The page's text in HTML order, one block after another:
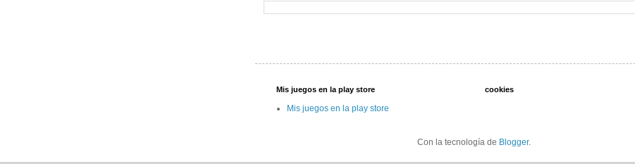
Mis juegos en la play store
Mis juegos en la play store
cookies
Con la tecnología de Blogger.